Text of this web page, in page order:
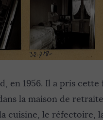
en 1956. Il a pris cette
la maison de
cuisine, le réfectoire,